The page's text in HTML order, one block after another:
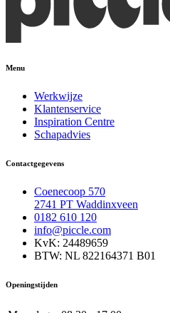
Menu
Werkwijze
Klantenservice
Inspiration Centre
Schapadvies
Contactgegevens
Coenecoop 570
2741 PT Waddinxveen
0182 610 120
info@piccle.com
KvK: 24489659
BTW: NL 822164371 B01
Openingstijden